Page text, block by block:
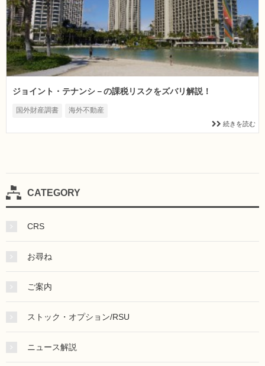
ジョイント・テナンシ－の課税リスクをズバリ解説！
国外財産調書 海外不動産
続きを読む
CATEGORY
CRS
お尋ね
ご案内
ストック・オプション/RSU
ニュース解説